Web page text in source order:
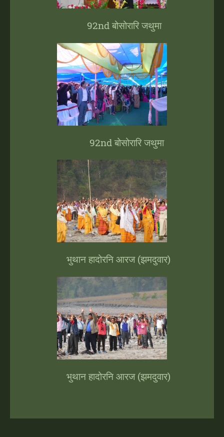
92nd बोसोरारि जथुमा
92nd बोसोरारि जथुमा
भुथान हादोरनि आरज (झमदुवार)
भुथान हादोरनि आरज (झमदुवार)